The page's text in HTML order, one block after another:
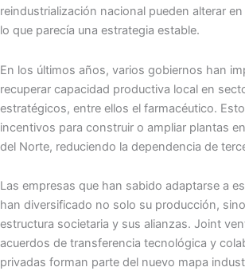
reindustrialización nacional pueden alterar
lo que parecía una estrategia estable.
En los últimos años, varios gobiernos han
recuperar capacidad productiva local en
estratégicos, entre ellos el farmacéutico.
incentivos para construir o ampliar plantas
del Norte, reduciendo la dependencia de
Las empresas que han sabido adaptarse a
han diversificado no solo su producción,
estructura societaria y sus alianzas. Joint
acuerdos de transferencia tecnológica y
privadas forman parte del nuevo mapa